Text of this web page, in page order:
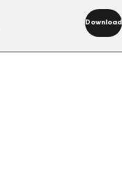
Download